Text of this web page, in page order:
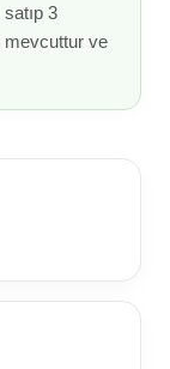
3
mevcuttur ve